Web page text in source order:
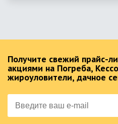
Получите свежий прайс-
акциями на Погреба,
жироуловители, дачное